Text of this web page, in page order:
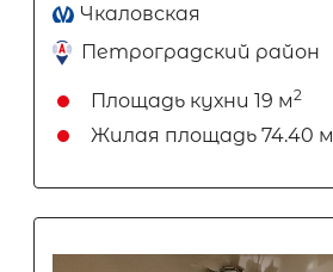
Чкаловская
Петроградский район
Площадь кухни 19 м2
Жилая площадь 74.40 м